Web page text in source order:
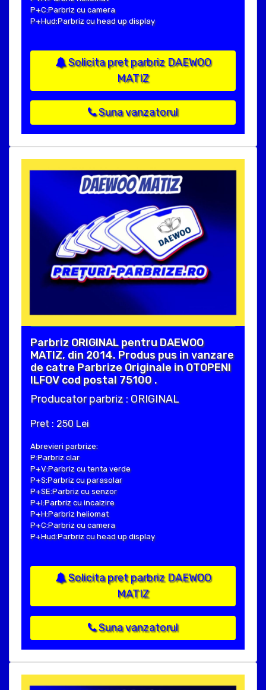
P+C:Parbriz cu camera
P+Hud:Parbriz cu head up display
Solicita pret parbriz DAEWOO
MATIZ
Suna vanzatorul
Parbriz ORIGINAL pentru DAEWOO
MATIZ, din 2014. Produs pus in vanzare
de catre Parbrize Originale in OTOPENI
ILFOV cod postal 75100 .
Producator parbriz : ORIGINAL
Pret : 250 Lei
Abrevieri parbrize:
P:Parbriz clar
P+V:Parbriz cu tenta verde
P+S:Parbriz cu parasolar
P+SE:Parbriz cu senzor
P+I:Parbriz cu incalzire
P+H:Parbriz heliomat
P+C:Parbriz cu camera
P+Hud:Parbriz cu head up display
Solicita pret parbriz DAEWOO
MATIZ
Suna vanzatorul